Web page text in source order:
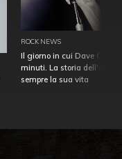
ROCK NEWS
Il giorno in cui Dave
minuti. La storia
sempre la sua vita